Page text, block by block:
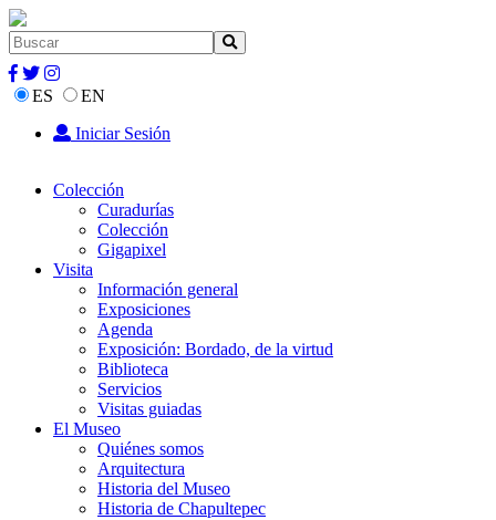
ES
EN
Iniciar Sesión
Colección
Curadurías
Colección
Gigapixel
Visita
Información general
Exposiciones
Agenda
Exposición: Bordado, de la virtud
Biblioteca
Servicios
Visitas guiadas
El Museo
Quiénes somos
Arquitectura
Historia del Museo
Historia de Chapultepec